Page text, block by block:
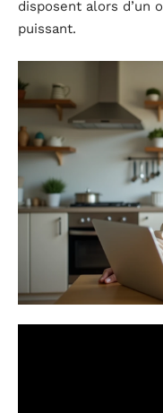
disposent alors d’un
puissant.